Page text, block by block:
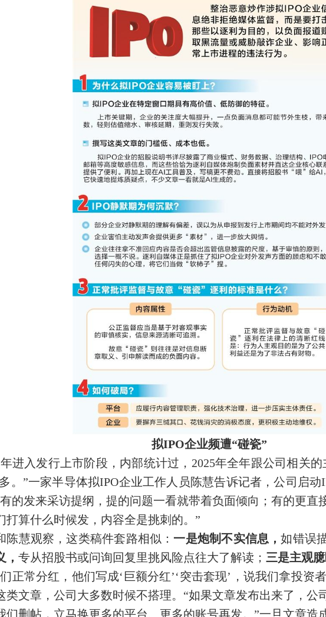
拟IPO企业频遭“碰瓷”
进入发行上市阶段，内部统计过，2025年全年跟公司相关
。”一家半导体拟IPO企业工作人员陈慧告诉记者，公司启
的发来采访提纲，提的问题一看就带着负面倾向；有的更直
打算什么时候发，内容全是挑刺的。”
陈慧观察，这类稿件套路相似： 一是炮制不实信息，如错误
， 专从招股书或问询回复里挑风险点往大了解读； 三是主观臆
正常分红，他们写成‘巨额分红’‘突击套现’，说我们拿投资
类文章，公司大多数时候不搭理。“如果文章发布出来了，公
们删帖，立马换更多的平台、更多的账号再发。”一旦文章造